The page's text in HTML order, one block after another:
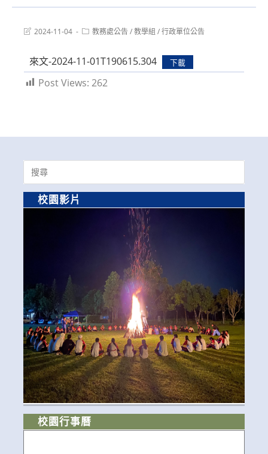
Post2024-11-04
Post教務處公告/教學組 /行政單位公告
來文-2024-11-01T190615.304 下載
Post Views: 262
Search
for:
校園影片
校園行事曆